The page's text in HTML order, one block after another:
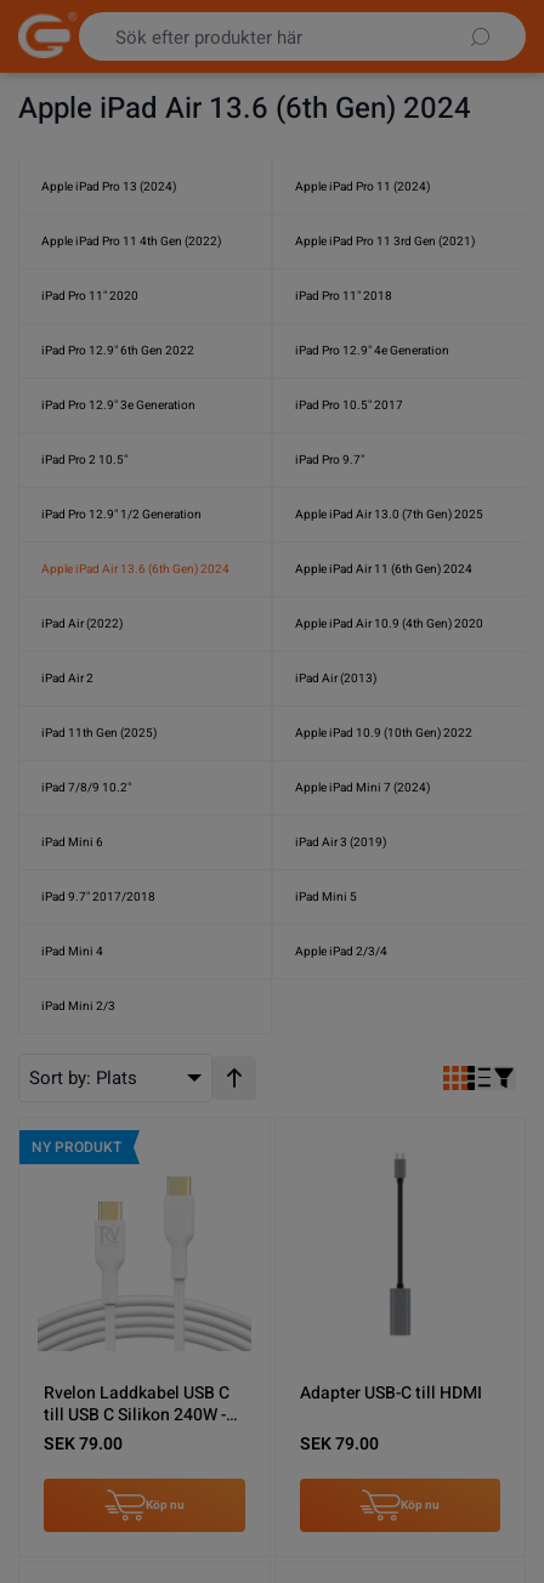
Hoppa till innehållet
Apple iPad Air 13.6 (6th Gen) 2024
Apple iPad Pro 13 (2024) Apple iPad Pro 11 (2024)
Apple iPad Pro 11 4th Gen (2022) Apple iPad Pro 11 3rd Gen (2021)
iPad Pro 11" 2020 iPad Pro 11" 2018
iPad Pro 12.9" 6th Gen 2022 iPad Pro 12.9" 4e Generation
iPad Pro 12.9" 3e Generation iPad Pro 10.5" 2017
iPad Pro 2 10.5" iPad Pro 9.7"
iPad Pro 12.9" 1/2 Generation Apple iPad Air 13.0 (7th Gen) 2025
Apple iPad Air 13.6 (6th Gen) 2024 Apple iPad Air 11 (6th Gen) 2024
iPad Air (2022) Apple iPad Air 10.9 (4th Gen) 2020
iPad Air 2 iPad Air (2013)
iPad 11th Gen (2025) Apple iPad 10.9 (10th Gen) 2022
iPad 7/8/9 10.2" Apple iPad Mini 7 (2024)
iPad Mini 6 iPad Air 3 (2019)
iPad 9.7" 2017/2018 iPad Mini 5
iPad Mini 4 Apple iPad 2/3/4
iPad Mini 2/3
Sort by: Plats Stigande ordning
NY PRODUKT
Rvelon Laddkabel USB C
till USB C Silikon 240W -
1M Vit
SEK 79.00
Köp nu
Adapter USB-C till HDMI
SEK 79.00
Köp nu